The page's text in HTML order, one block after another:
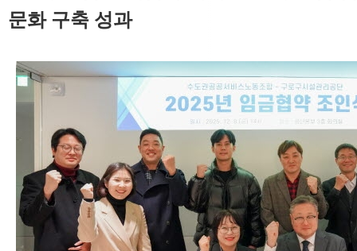
문화 구축 성과